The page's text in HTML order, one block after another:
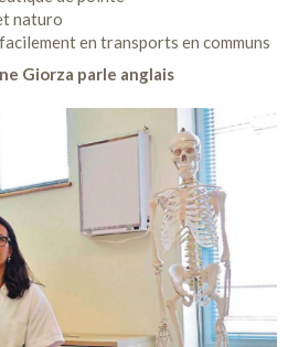
naturo
en transports en communs
Giorza parle anglais